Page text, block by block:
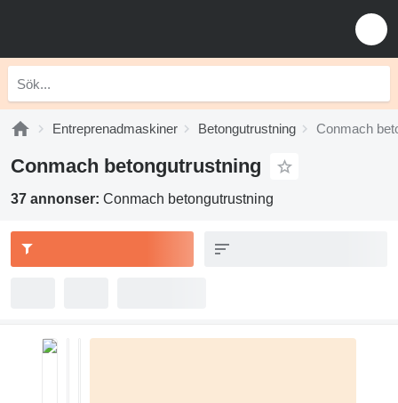
Entreprenadmaskiner Betongutrustning Conmach
Conmach betongutrustning
37 annonser: Conmach betongutrustning